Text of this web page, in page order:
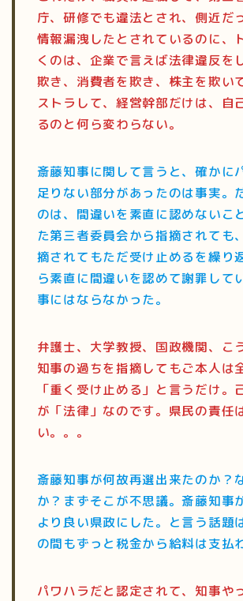
庁、研修でも違法とされ、側近だ
情報漏洩したとされているのに、
くのは、企業で言えば法律違反を
欺き、消費者を欺き、株主を欺い
ストラして、経営幹部だけは、自
るのと何ら変わらない。
斎藤知事に関して言うと、確かに
足りない部分があったのは事実。
のは、間違いを素直に認めないこ
た第三者委員会から指摘されても
摘されてもただ受け止めるを繰り
ら素直に間違いを認めて謝罪して
事にはならなかった。
弁護士、大学教授、国政機関、こ
知事の過ちを指摘してもご本人は
「重く受け止める」と言うだけ。
が「法律」なのです。県民の責任
い。。。
斎藤知事が何故再選出来たのか？
か？まずそこが不思議。斎藤知事
より良い県政にした。と言う話題
の間もずっと税金から給料は支払
パワハラだと認定されて、知事や